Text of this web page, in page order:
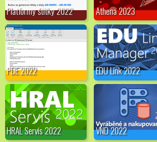
Platformy štítky 2022 Athena 2023
PDE 2022 EDU Link 2022
HRAL Servis 2022 VND 2022